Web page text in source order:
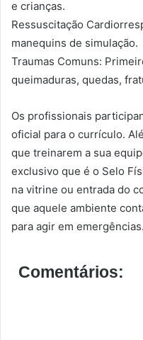
e crianças.
Ressuscitação
manequins de simulação.
Traumas Comuns:
queimaduras, quedas,
Os profissionais
oficial para o currículo.
que treinarem a sua
exclusivo que é o Selo
na vitrine ou entrada do
que aquele ambiente
para agir em emergências.
Comentários: